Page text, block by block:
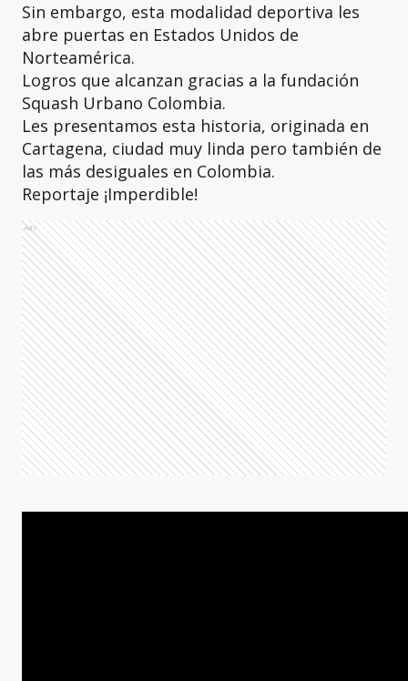
Sin embargo, esta modalidad deportiva les
abre puertas en Estados Unidos de
Norteamérica.
Logros que alcanzan gracias a la fundación
Squash Urbano Colombia.
Les presentamos esta historia, originada en
Cartagena, ciudad muy linda pero también de
las más desiguales en Colombia.
Reportaje ¡Imperdible!
Ads